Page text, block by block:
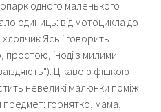
одного маленького
одиниць: від мотоцикла до
Ясь і говорить
іноді з милими
Цікавою фішкою
невеликі малюнки поміж
предмет: горнятко, мама,